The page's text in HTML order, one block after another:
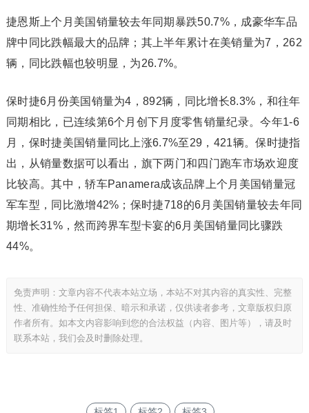
捷恩斯上个月美国销量较去年同期暴跌50.7%，成豪华车品
牌中同比跌幅最大的品牌；其上半年累计在美销量为7，262
辆，同比跌幅也较明显，为26.7%。
保时捷6月份美国销量为4，892辆，同比增长8.3%，和往年
同期相比，已连续第6个月创下月度零售销量纪录。今年1-6
月，保时捷美国销量同比上涨6.7%至29，421辆。保时捷指
出，从销量数据可以看出，旗下两门和四门跑车市场欢迎度
比较高。其中，轿车Panamera成该品牌上个月美国销量冠
军车型，同比激增42%；保时捷718的6月美国销量较去年同
期增长31%，然而跨界车型卡宴的6月美国销量同比骤跌
44%。
免责声明：文章内容不代表本站立场，本站不对其内容的真实性、完整
性、准确性给予任何担保、暗示和承诺，仅供读者参考，文章版权归原
作者所有。如本文内容影响到您的合法权益（内容、图片等），请及时
联系本站，我们会及时删除处理。